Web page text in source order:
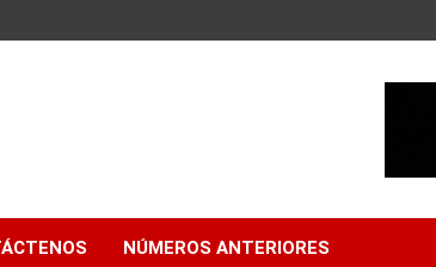
NÚMEROS ANTERIORES